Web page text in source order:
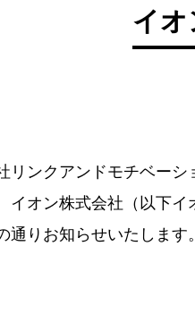
イオ
リンクアンドモチベー
イオン株式会社（以下
通りお知らせいたします。